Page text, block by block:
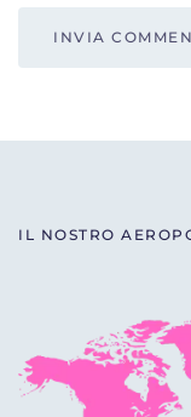
INVIA
IL NOSTRO